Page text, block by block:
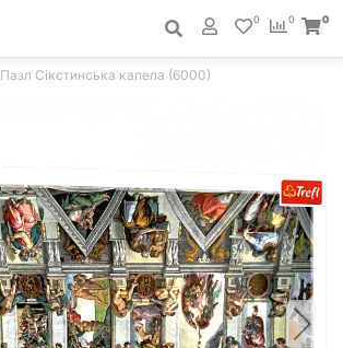
0
0 0
Пазл Сікстинська капела (6000)